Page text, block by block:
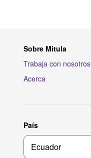
Sobre Mitula
Trabaja con nosotros
Acerca
País